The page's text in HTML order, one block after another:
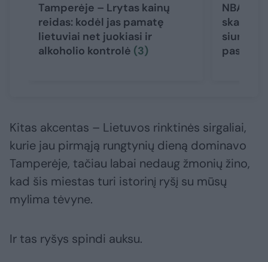
Tamperėje – Lrytas kainų
reidas: kodėl jas pamatę
lietuviai net juokiasi ir
alkoholio kontrolė (3)
NBA
siuntė
Kitas akcentas – Lietuvos rinktinės sirgaliai,
kurie jau pirmąją rungtynių dieną dominavo
Tamperėje, tačiau labai nedaug žmonių žino,
kad šis miestas turi istorinį ryšį su mūsų
mylima tėvyne.
Ir tas ryšys spindi auksu.